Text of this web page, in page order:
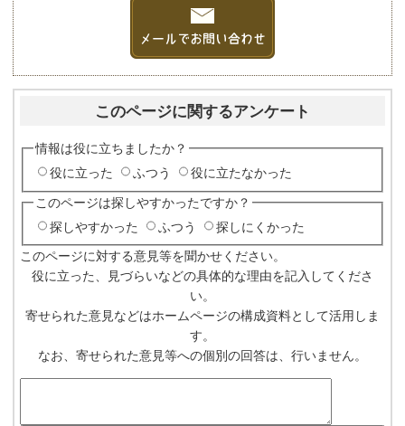
このページに関するアンケート
情報は役に立ちましたか？
役に立った
ふつう 役に立たなかった
このページは探しやすかったですか？
探しやすかった
ふつう 探しにくかった
このページに対する意見等を聞かせください。
役に立った、見づらいなどの具体的な理由を記入してくださ
い。
寄せられた意見などはホームページの構成資料として活用しま
す。
なお、寄せられた意見等への個別の回答は、行いません。